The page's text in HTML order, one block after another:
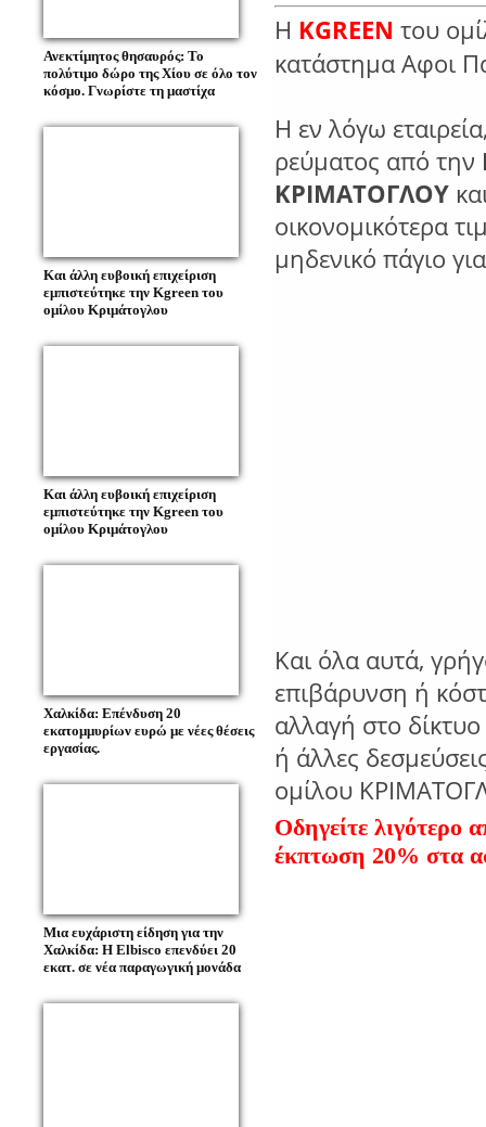
Ανεκτίμητος θησαυρός: Το
πολύτιμο δώρο της Χίου σε όλο τον
κόσμο. Γνωρίστε τη μαστίχα
Και άλλη ευβοική επιχείριση
εμπιστεύτηκε την Kgreen του
ομίλου Κριμάτογλου
Και άλλη ευβοική επιχείριση
εμπιστεύτηκε την Kgreen του
ομίλου Κριμάτογλου
Χαλκίδα: Επένδυση 20
εκατομμυρίων ευρώ με νέες θέσεις
εργασίας.
Μια ευχάριστη είδηση για την
Χαλκίδα: Η Elbisco επενδύει 20
εκατ. σε νέα παραγωγική μονάδα
H KGREEN του
κατάστημα Αφοι
Η εν λόγω
ρεύματος από την
ΚΡΙΜΑΤΟΓΛΟΥ
οικονομικότερα
μηδενικό πάγιο
Και όλα αυτά,
επιβάρυνση ή
αλλαγή στο
ή άλλες
ομίλου
Οδηγείτε λιγότερο
έκπτωση 20% στα